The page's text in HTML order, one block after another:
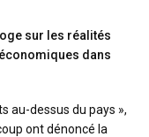
sur les réalités
dans
au-dessus du pays »,
ont dénoncé la